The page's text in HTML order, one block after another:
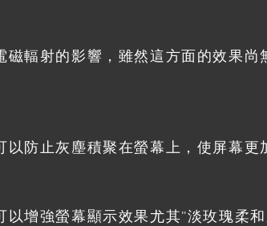
磁輻射的影響，雖然這方面的效果
防止灰塵積聚在螢幕上，使屏幕更
增強螢幕顯示效果尤其”淡玫瑰柔